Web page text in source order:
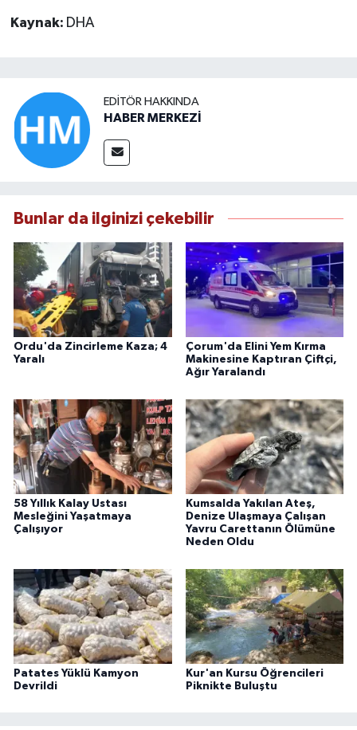
Kaynak: DHA
EDITÖR HAKKINDA
HABER MERKEZİ
Bunlar da ilginizi çekebilir
Ordu'da Zincirleme Kaza; 4
Yaralı
Çorum'da Elini Yem Kırma
Makinesine Kaptıran Çiftçi,
Ağır Yaralandı
58 Yıllık Kalay Ustası
Mesleğini Yaşatmaya
Çalışıyor
Kumsalda Yakılan Ateş,
Denize Ulaşmaya Çalışan
Yavru Carettanın Ölümüne
Neden Oldu
Patates Yüklü Kamyon
Devrildi
Kur'an Kursu Öğrencileri
Piknikte Buluştu